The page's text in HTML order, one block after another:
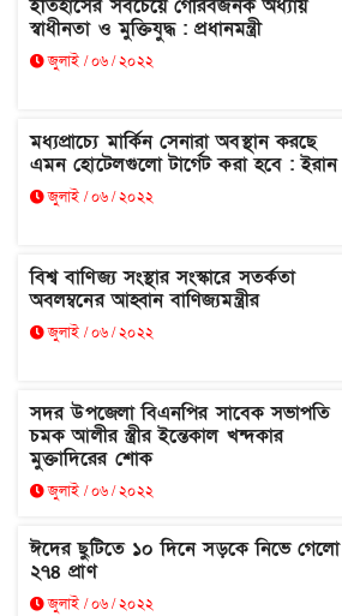
ইতিহাসের সবচেয়ে গৌরবজনক অধ্যায়
স্বাধীনতা ও মুক্তিযুদ্ধ : প্রধানমন্ত্রী
জুলাই / ০৬ / ২০২২
মধ্যপ্রাচ্যে মার্কিন সেনারা অবস্থান করছে
এমন হোটেলগুলো টার্গেট করা হবে : ইরান
জুলাই / ০৬ / ২০২২
বিশ্ব বাণিজ্য সংস্থার সংস্কারে সতর্কতা
অবলম্বনের আহ্বান বাণিজ্যমন্ত্রীর
জুলাই / ০৬ / ২০২২
সদর উপজেলা বিএনপির সাবেক সভাপতি
চমক আলীর স্ত্রীর ইন্তেকাল খন্দকার
মুক্তাদিরের শোক
জুলাই / ০৬ / ২০২২
ঈদের ছুটিতে ১০ দিনে সড়কে নিভে গেলো
২৭৪ প্রাণ
জুলাই / ০৬ / ২০২২